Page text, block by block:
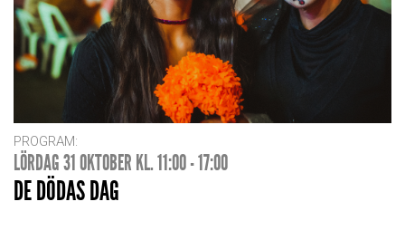
PROGRAM:
LÖRDAG 31 OKTOBER KL. 11:00 - 17:00
DE DÖDAS DAG